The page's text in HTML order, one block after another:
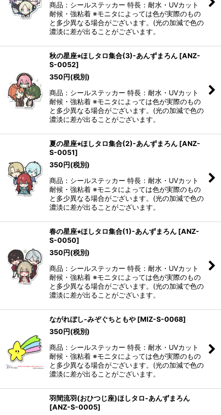
商品：シールステッカー 特長：耐水・UVカット
耐候・強粘着 ※モニタによっては色が実際のもの
と多少異なる場合がございます。(光の加減で色の
濃淡に差が出ることがございます。
秋の星座⭐︎ほしタロ集合(3)-あんずまろん [ANZ-
S-0052]
350円(税別)
商品：シールステッカー 特長：耐水・UVカット
耐候・強粘着 ※モニタによっては色が実際のもの
と多少異なる場合がございます。(光の加減で色の
濃淡に差が出ることがございます。
夏の星座⭐︎ほしタロ集合(2)-あんずまろん [ANZ-
S-0051]
350円(税別)
商品：シールステッカー 特長：耐水・UVカット
耐候・強粘着 ※モニタによっては色が実際のもの
と多少異なる場合がございます。(光の加減で色の
濃淡に差が出ることがございます。
春の星座⭐︎ほしタロ集合(1)-あんずまろん [ANZ-
S-0050]
350円(税別)
商品：シールステッカー 特長：耐水・UVカット
耐候・強粘着 ※モニタによっては色が実際のもの
と多少異なる場合がございます。(光の加減で色の
濃淡に差が出ることがございます。
ながれぼし-みぞぐちともや [MIZ-S-0068]
350円(税別)
商品：シールステッカー 特長：耐水・UVカット
耐候・強粘着 ※モニタによっては色が実際のもの
と多少異なる場合がございます。(光の加減で色の
濃淡に差が出ることがございます。
羽間流羽(おひつじ座)ほしタロ-あんずまろん
[ANZ-S-0005]